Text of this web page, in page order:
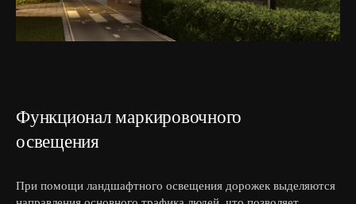
Функционал маркировочного
освещения
При помощи ландшафтного освещения дорожек выделяются